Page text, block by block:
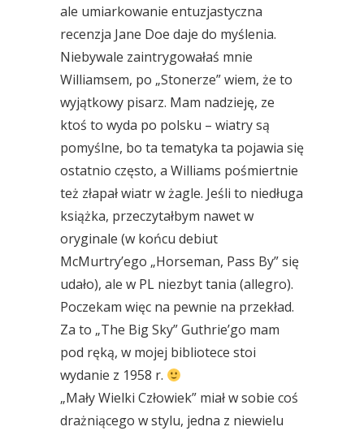
ale umiarkowanie entuzjastyczna
recenzja Jane Doe daje do myślenia.
Niebywale zaintrygowałaś mnie
Williamsem, po „Stonerze” wiem, że to
wyjątkowy pisarz. Mam nadzieję, ze
ktoś to wyda po polsku – wiatry są
pomyślne, bo ta tematyka ta pojawia się
ostatnio często, a Williams pośmiertnie
też złapał wiatr w żagle. Jeśli to niedługa
książka, przeczytałbym nawet w
oryginale (w końcu debiut
McMurtry’ego „Horseman, Pass By” się
udało), ale w PL niezbyt tania (allegro).
Poczekam więc na pewnie na przekład.
Za to „The Big Sky” Guthrie’go mam
pod ręką, w mojej bibliotece stoi
wydanie z 1958 r.
„Mały Wielki Człowiek” miał w sobie coś
drażniącego w stylu, jedna z niewielu